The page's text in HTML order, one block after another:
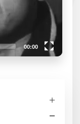
00:00